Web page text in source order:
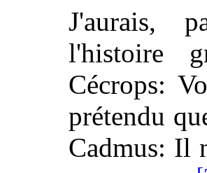
J'aurais,
l'histoire
Cécrops:
prétendu
Cadmus: Il